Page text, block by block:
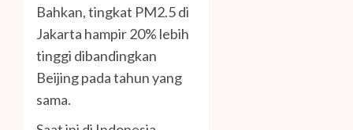
Bahkan, tingkat PM2.5 di
Jakarta hampir 20% lebih
tinggi dibandingkan
Beijing pada tahun yang
sama.